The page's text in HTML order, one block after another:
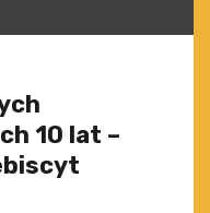
10 lat –